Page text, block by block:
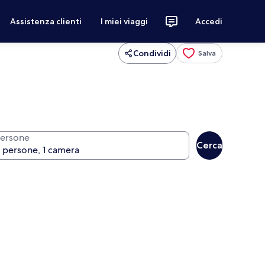
Assistenza clienti I miei viaggi Accedi
Condividi Salva
Cerca